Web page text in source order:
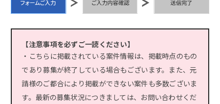
【注意事項を必ずご一読ください】
・こちらに掲載されている案件情報は、掲載時点のもの
であり募集が終了している場合もございます。また、元
請様のご都合により掲載ができない案件も多数ございま
す。最新の募集状況につきましては、お問い合わせくだ